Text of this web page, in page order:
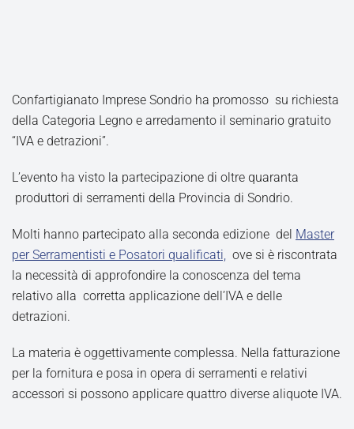
Confartigianato Imprese Sondrio ha promosso su richiesta
della Categoria Legno e arredamento il seminario gratuito
“IVA e detrazioni”.
L’evento ha visto la partecipazione di oltre quaranta
produttori di serramenti della Provincia di Sondrio.
Molti hanno partecipato alla seconda edizione del Master
per Serramentisti e Posatori qualificati,
ove si è riscontrata
la necessità di approfondire la conoscenza del tema
relativo alla corretta applicazione dell’IVA e delle
detrazioni.
La materia è oggettivamente complessa. Nella fatturazione
per la fornitura e posa in opera di serramenti e relativi
accessori si possono applicare quattro diverse aliquote IVA.